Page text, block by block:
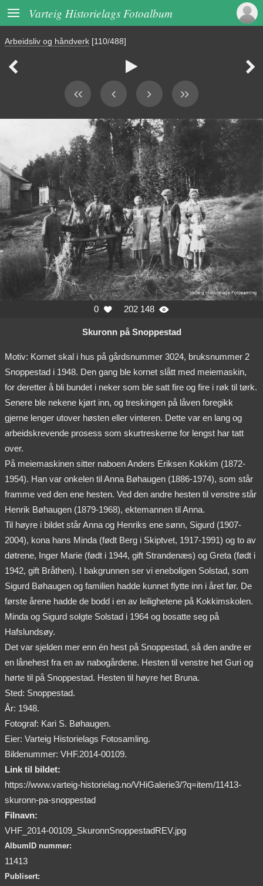
 Varteig Historielags Fotoalbum
Arbeidsliv og håndverk [110/488]
  
0  202 148 
Skuronn på Snoppestad
Motiv: Kornet skal i hus på gårdsnummer 3024, bruksnummer 2
Snoppestad i 1948. Den gang ble kornet slått med meiemaskin,
for deretter å bli bundet i neker som ble satt fire og fire i røk til tørk.
Senere ble nekene kjørt inn, og treskingen på låven foregikk
gjerne lenger utover høsten eller vinteren. Dette var en lang og
arbeidskrevende prosess som skurtreskerne for lengst har tatt
over.
På meiemaskinen sitter naboen Anders Eriksen Kokkim (1872-
1954). Han var onkelen til Anna Bøhaugen (1886-1974), som står
framme ved den ene hesten. Ved den andre hesten til venstre står
Henrik Bøhaugen (1879-1968), ektemannen til Anna.
Til høyre i bildet står Anna og Henriks ene sønn, Sigurd (1907-
2004), kona hans Minda (født Berg i Skiptvet, 1917-1991) og to av
døtrene, Inger Marie (født i 1944, gift Strandenæs) og Greta (født i
1942, gift Bråthen). I bakgrunnen ser vi eneboligen Solstad, som
Sigurd Bøhaugen og familien hadde kunnet flytte inn i året før. De
første årene hadde de bodd i en av leilighetene på Kokkimskolen.
Minda og Sigurd solgte Solstad i 1964 og bosatte seg på
Hafslundsøy.
Det var sjelden mer enn én hest på Snoppestad, så den andre er
en lånehest fra en av nabogårdene. Hesten til venstre het Guri og
hørte til på Snoppestad. Hesten til høyre het Bruna.
Sted: Snoppestad.
År: 1948.
Fotograf: Kari S. Bøhaugen.
Eier: Varteig Historielags Fotosamling.
Bildenummer: VHF.2014-00109.
Link til bildet:
https://www.varteig-historielag.no/VHiGalerie3/?q=item/11413-
skuronn-pa-snoppestad
Filnavn:
VHF_2014-00109_SkuronnSnoppestadREV.jpg
AlbumID nummer:
11413
Publisert: